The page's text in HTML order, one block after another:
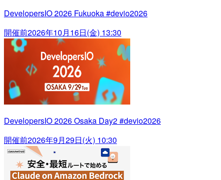
DevelopersIO 2026 Fukuoka #devio2026
開催前2026年10月16日(金) 13:30
DevelopersIO 2026 Osaka Day2 #devio2026
開催前2026年9月29日(火) 10:30